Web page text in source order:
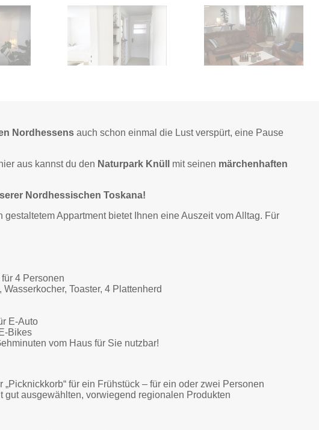
Nordhessens auch schon einmal die Lust verspürt, eine Pause
aus kannst du den Naturpark Knüll mit seinen märchenhaften
Nordhessischen Toskana!
Appartment bietet Ihnen eine Auszeit vom Alltag. Für
4 Personen
Toaster, 4 Plattenherd
E-Auto
Bikes
vom Haus für Sie nutzbar!
für ein Frühstück – für ein oder zwei Personen
gut ausgewählten, vorwiegend regionalen Produkten